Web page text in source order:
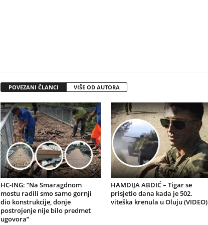
POVEZANI ČLANCI VIŠE OD AUTORA
HC-ING: “Na Smaragdnom
mostu radili smo samo gornji
dio konstrukcije, donje
postrojenje nije bilo predmet
ugovora”
HAMDIJA ABDIĆ – Tigar se
prisjetio dana kada je 502.
viteška krenula u Oluju (VIDEO)